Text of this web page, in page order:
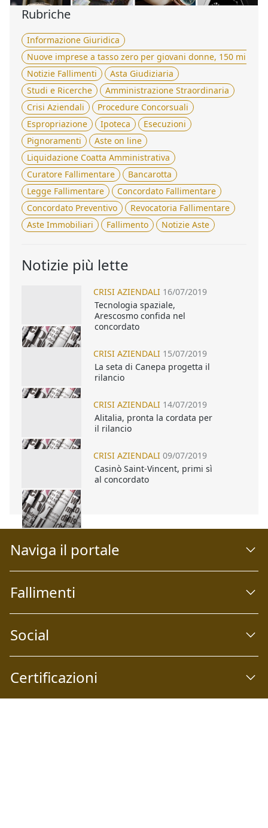
Rubriche
Informazione Giuridica
Nuove imprese a tasso zero per giovani donne, 150
Notizie Fallimenti
Asta Giudiziaria
Studi e Ricerche
Amministrazione Straordinaria
Crisi Aziendali
Procedure Concorsuali
Espropriazione
Ipoteca
Esecuzioni
Pignoramenti
Aste on line
Liquidazione Coatta Amministrativa
Curatore Fallimentare
Bancarotta
Legge Fallimentare
Concordato Fallimentare
Concordato Preventivo
Revocatoria Fallimentare
Aste Immobiliari
Fallimento Notizie Aste
Notizie più lette
CRISI AZIENDALI 16/07/2019
Tecnologia spaziale,
Arescosmo confida nel
concordato
CRISI AZIENDALI 15/07/2019
La seta di Canepa progetta il
rilancio
CRISI AZIENDALI 14/07/2019
Alitalia, pronta la cordata per
il rilancio
CRISI AZIENDALI 09/07/2019
Casinò Saint-Vincent, primi sì
al concordato
Naviga il portale
Fallimenti
Social
Certificazioni